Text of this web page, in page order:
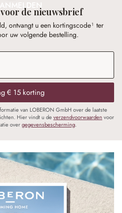
de nieuwsbrief
ontvangt u een kortingscode¹ ter
uw volgende bestelling.
€ 15 korting
van LOBERON GmbH over de laatste
Hier vindt u deverzendvoorwaarden voor
overgegevensbescherming.